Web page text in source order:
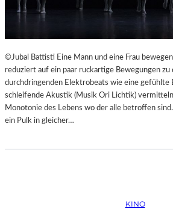
©Jubal Battisti Eine Mann und eine Frau
reduziert auf ein paar ruckartige Bewegungen zu
durchdringenden Elektrobeats wie eine gefühlte
schleifende Akustik (Musik Ori Lichtik)
Monotonie des Lebens wo der alle betroffen
ein Pulk in gleicher…
KINO